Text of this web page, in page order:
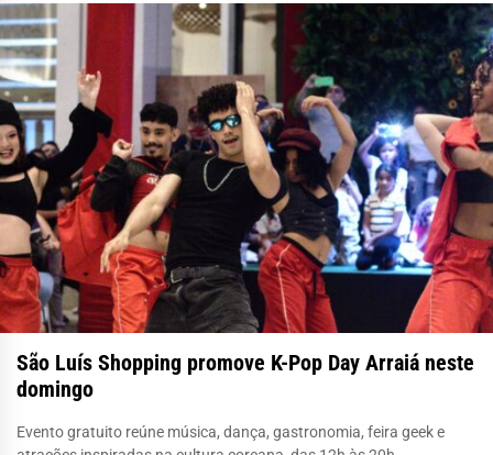
São Luís Shopping promove K-Pop Day Arraiá neste
domingo
Evento gratuito reúne música, dança, gastronomia, feira geek e